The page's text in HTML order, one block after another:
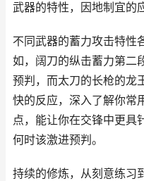
武器的特性，因地制宜的
不同武器的蓄力攻击特性
如，阔刀的纵击蓄力第二
预判，而太刀的长枪的龙
快的反应，深入了解你常
点，能让你在交锋中更具
何时该激进预判。
持续的修炼，从刻意练习